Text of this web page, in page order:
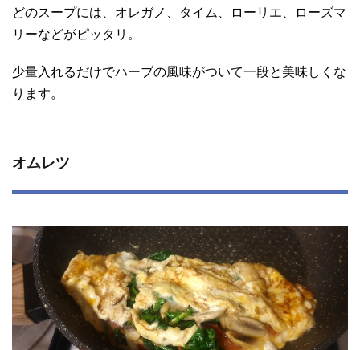
どのスープには、オレガノ、タイム、ローリエ、ローズマ
リーなどがピッタリ。
少量入れるだけでハーブの風味がついて一段と美味しくな
ります。
オムレツ